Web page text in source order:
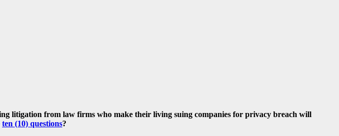
litigation from law firms who make their living suing companies for privacy breach will
ten (10) questions?